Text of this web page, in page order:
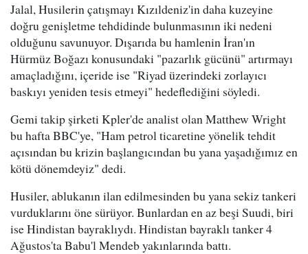
Jalal, Husilerin çatışmayı Kızıldeniz'in daha kuzeyine
doğru genişletme tehdidinde bulunmasının iki nedeni
olduğunu savunuyor. Dışarıda bu hamlenin İran'ın
Hürmüz Boğazı konusundaki "pazarlık gücünü" artırmayı
amaçladığını, içeride ise "Riyad üzerindeki zorlayıcı
baskıyı yeniden tesis etmeyi" hedeflediğini söyledi.
Gemi takip şirketi Kpler'de analist olan Matthew Wright
bu hafta BBC'ye, "Ham petrol ticaretine yönelik tehdit
açısından bu krizin başlangıcından bu yana yaşadığımız en
kötü dönemdeyiz" dedi.
Husiler, ablukanın ilan edilmesinden bu yana sekiz tankeri
vurduklarını öne sürüyor. Bunlardan en az beşi Suudi, biri
ise Hindistan bayraklıydı. Hindistan bayraklı tanker 4
Ağustos'ta Babu'l Mendeb yakınlarında battı.